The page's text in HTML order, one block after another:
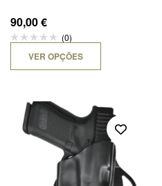
90,00€
(0)
VER OPÇÕES